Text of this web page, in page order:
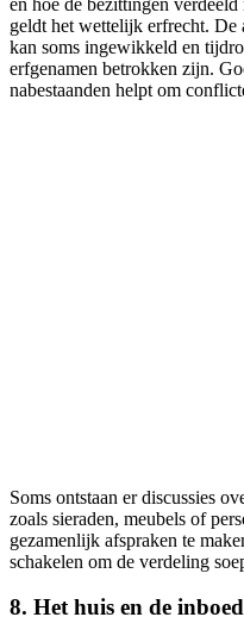
geldt het wettelijk erfrecht. De
kan soms ingewikkeld en
erfgenamen betrokken zijn.
nabestaanden helpt om
Soms ontstaan er discussies
zoals sieraden, meubels of
gezamenlijk afspraken te
schakelen om de verdeling
8. Het huis en de